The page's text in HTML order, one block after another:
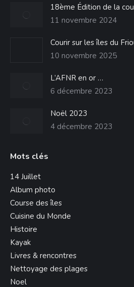
dans
18ème Édition de la
11 novembre 2024
Courir sur les îles du
10 novembre 2025
L’AFNR en or …
6 décembre 2023
Noël 2023
4 décembre 2023
Mots clés
14 Juillet
Album photo
Course des îles
Cuisine du Monde
Histoire
Kayak
Livres & rencontres
Nettoyage des plages
Noel